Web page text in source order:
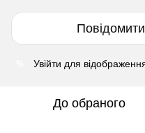
Увійти для
До обраного